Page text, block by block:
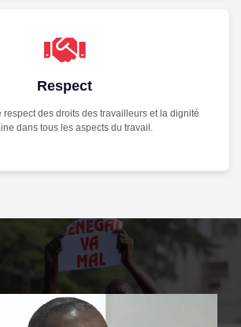
Respect
respect des droits des travailleurs et la dignité
dans tous les aspects du travail.
image 3
image 4